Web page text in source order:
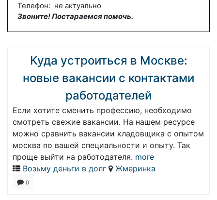
Телефон: не актуально
Звоните! Постараемся помочь.
Куда устроиться в Москве:
новые вакансии с контактами
работодателей
Если хотите сменить профессию, необходимо
смотреть свежие вакансии. На нашем ресурсе
можно сравнить вакансии кладовщика с опытом
москва по вашей специальности и опыту. Так
проще выйти на работодателя. more
Возьму деньги в долг
Жмеринка
0